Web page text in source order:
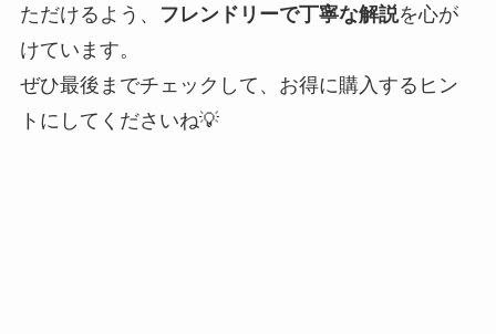
ただけるよう、
フレンドリーで丁寧な解説を心が
けています。
ぜひ最後までチェックして、お得に購入するヒン
トにしてくださいね💡